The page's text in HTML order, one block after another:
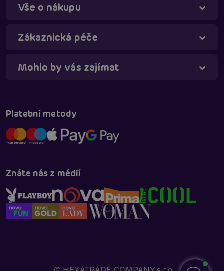
Vše o nákupu
Zákaznická péče
Mohlo by vás zajímat
Platební metody
Znáte nás z médií
Táňa - virtuální asistentka